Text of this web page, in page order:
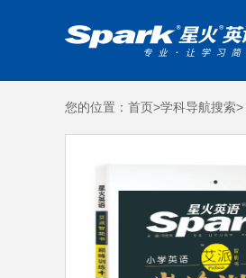
您的位置： 首页>学科导航搜索>